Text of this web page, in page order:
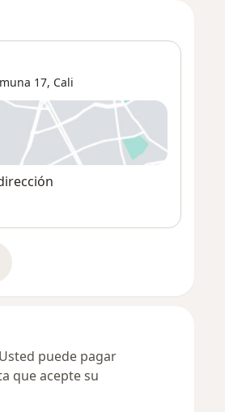
17, Cali
nueva pestaña
puede pagar
que acepte su